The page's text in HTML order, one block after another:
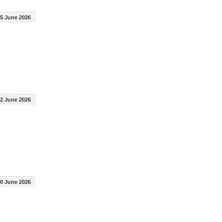
June 2026
June 2026
June 2026